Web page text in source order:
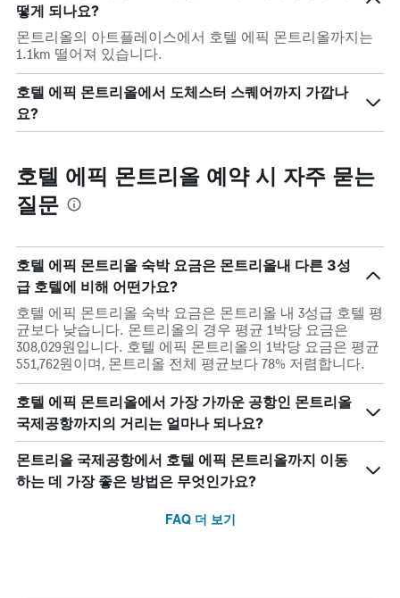
떻게 되나요?
몬트리올의 아트플레이스에서 호텔 에픽 몬트리올까지는
1.1km 떨어져 있습니다.
호텔 에픽 몬트리올에서 도체스터 스퀘어까지 가깝나
요?
호텔 에픽 몬트리올 예약 시 자주 묻는
질문
호텔 에픽 몬트리올 숙박 요금은 몬트리올내 다른 3성
급 호텔에 비해 어떤가요?
호텔 에픽 몬트리올 숙박 요금은 몬트리올 내 3성급 호텔 평
균보다 낮습니다. 몬트리올의 경우 평균 1박당 요금은
308,029원입니다. 호텔 에픽 몬트리올의 1박당 요금은 평균
551,762원이며, 몬트리올 전체 평균보다 78% 저렴합니다.
호텔 에픽 몬트리올에서 가장 가까운 공항인 몬트리올
국제공항까지의 거리는 얼마나 되나요?
몬트리올 국제공항에서 호텔 에픽 몬트리올까지 이동
하는 데 가장 좋은 방법은 무엇인가요?
FAQ 더 보기